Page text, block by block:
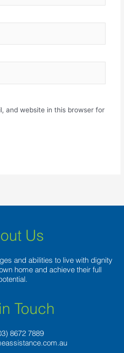
and website in this browser for
Us
and abilities to live with dignity
home and achieve their full
Touch
8672 7889